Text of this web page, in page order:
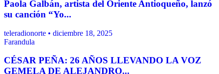
Paola Galbán, artista del Oriente Antioqueño, lanzó
su canción “Yo...
teleradionorte • diciembre 18, 2025
Farandula
CÉSAR PEÑA: 26 AÑOS LLEVANDO LA VOZ
GEMELA DE ALEJANDRO...